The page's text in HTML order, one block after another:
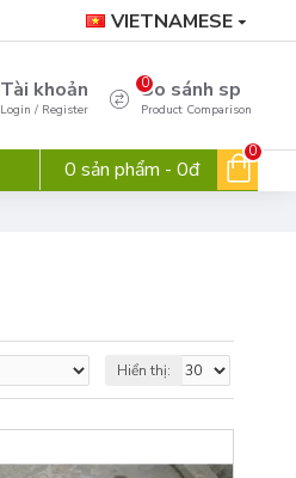
VIETNAMESE
Tài khoản
Login / Register
So sánh sp
Product Comparison
0
0 sản phẩm - 0đ
0
Hiển thị: